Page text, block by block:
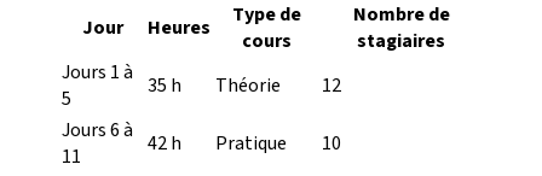
Jour Heures
Type de
cours
Nombre de
stagiaires
Jours 1 à
5
35 h Théorie
12
Jours 6 à
11
42 h Pratique 10